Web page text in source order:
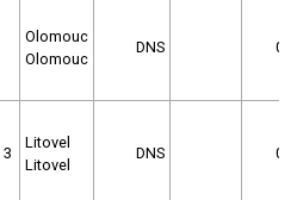
Olomouc
Olomouc
DNS 0
3
Litovel
Litovel
DNS 0